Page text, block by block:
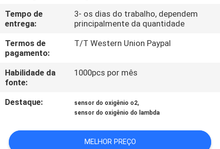
ENTRE
CONTATO
CONOSCO
PEÇA
CITAÇÕES
Tempo de
entrega:
3- os dias do trabalho, dependem
principalmente da quantidade
Termos de
pagamento:
T/T Western Union Paypal
Habilidade da
fonte:
1000pcs por mês
Destaque: sensor do oxigênio o2,
sensor do oxigênio do lambda
MELHOR PREÇO